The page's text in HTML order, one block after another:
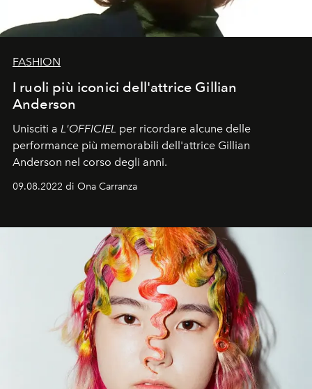
FASHION
I ruoli più iconici dell'attrice Gillian
Anderson
Unisciti a L'OFFICIEL per ricordare alcune delle
performance più memorabili dell'attrice Gillian
Anderson nel corso degli anni.
09.08.2022 di Ona Carranza